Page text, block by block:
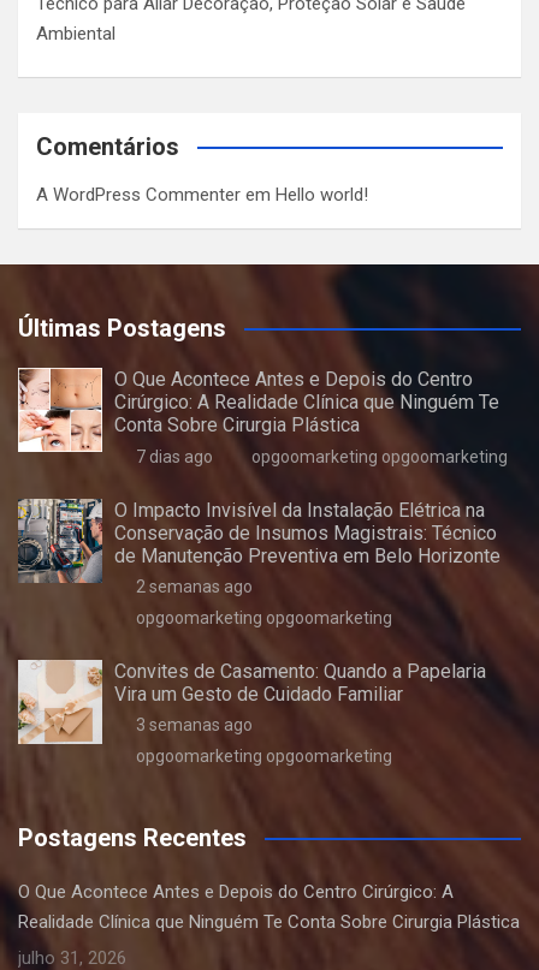
Ambiental
Comentários
A WordPress Commenter em Hello world!
Últimas Postagens
O Que Acontece Antes e Depois do Centro
Cirúrgico: A Realidade Clínica que Ninguém Te
Conta Sobre Cirurgia Plástica
7 dias ago opgoomarketing opgoomarketing
O Impacto Invisível da Instalação Elétrica na
Conservação de Insumos Magistrais: Técnico
de Manutenção Preventiva em Belo Horizonte
2 semanas ago
opgoomarketing opgoomarketing
Convites de Casamento: Quando a Papelaria
Vira um Gesto de Cuidado Familiar
3 semanas ago
opgoomarketing opgoomarketing
Postagens Recentes
O Que Acontece Antes e Depois do Centro Cirúrgico: A
Realidade Clínica que Ninguém Te Conta Sobre Cirurgia Plástica
julho 31, 2026